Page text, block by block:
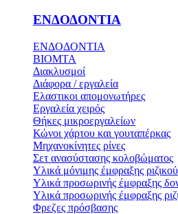
ΕΝΔΟΔΟΝΤΙΑ
ΕΝΔΟΔΟΝΤΙΑ
BIOMTA
Διακλυσμοί
Διάφορα / εργαλεία
Ελαστικοι απομονωτήρες
Εργαλεία χειρός
Θήκες μικροεργαλείων
Κώνοι χάρτου και γουταπέρκας
Μηχανοκίνητες ρίνες
Σετ ανασύστασης κολοβώματος
Υλικά μόνιμης έμφραξης
Υλικά προσωρινής έμφραξης
Υλικά προσωρινής έμφραξης
Φρεζες πρόσβασης